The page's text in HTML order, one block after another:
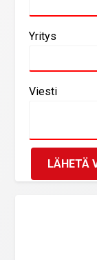
Yritys
Viesti